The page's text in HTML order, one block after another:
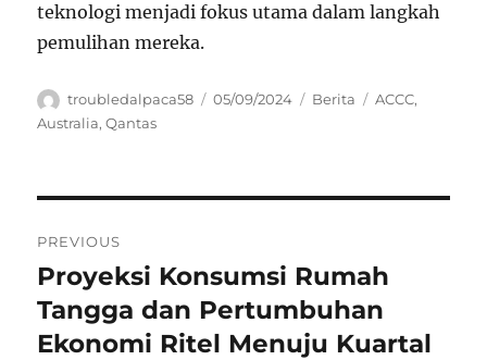
teknologi menjadi fokus utama dalam langkah
pemulihan mereka.
Author
troubledalpaca58
Posted
05/09/2024 Categories
Berita Tags
ACCC,
Australia,Qantas
pos
PREVIOUS
Previous
post:
Proyeksi Konsumsi Rumah
Tangga dan Pertumbuhan
Ekonomi Ritel Menuju Kuartal